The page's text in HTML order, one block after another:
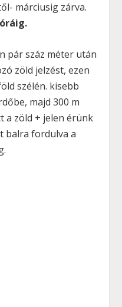
márciusig zárva.
pár száz méter után
zöld jelzést, ezen
szélén. kisebb
majd 300 m
a zöld + jelen érünk
balra fordulva a